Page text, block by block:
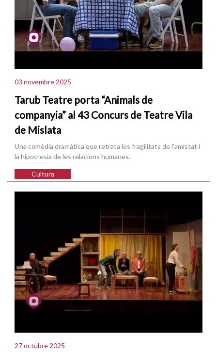
03 novembre 2025
Tarub Teatre porta “Animals de
companyia” al 43 Concurs de Teatre Vila
de Mislata
Una comèdia dramàtica que retrata les fragilitats de l’amistat i
la hipocresia de les relacions humanes.
Cultura
27 octubre 2025